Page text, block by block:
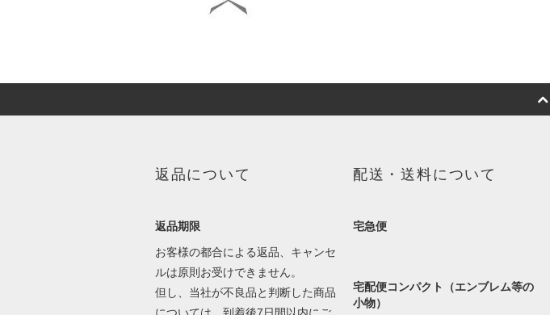
返品について
返品期限
お客様の都合による返品、キャンセ
ルは原則お受けできません。
但し、当社が不良品と判断した商品
については、到着後7日間以内にご
配送・送料について
宅急便
宅配便コンパクト（エンブレム等の
小物）